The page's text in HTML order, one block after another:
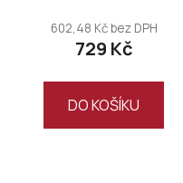
602,48 Kč bez DPH
729 Kč
DO KOŠÍKU